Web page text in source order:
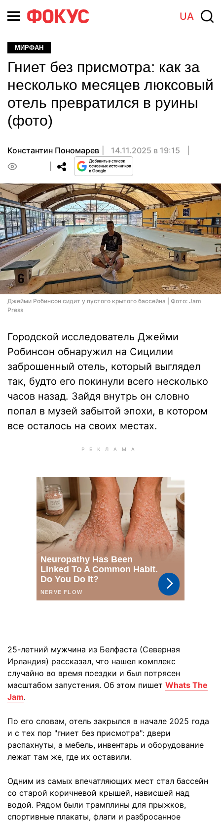
UA
МИРФАН
Гниет без присмотра: как за
несколько месяцев люксовый
отель превратился в руины
(фото)
Константин Пономарев
14.11.2025 в 19:15
Джейми Робинсон сидит у пустого крытого бассейна | Фото: Jam
Press
Городской исследователь Джейми
Робинсон обнаружил на Сицилии
заброшенный отель, который выглядел
так, будто его покинули всего несколько
часов назад. Зайдя внутрь он словно
попал в музей забытой эпохи, в котором
все осталось на своих местах.
25-летний мужчина из Белфаста (Северная
Ирландия) рассказал, что нашел комплекс
случайно во время поездки и был потрясен
масштабом запустения. Об этом пишет Whats The
Jam.
По его словам, отель закрылся в начале 2025 года
и с тех пор "гниет без присмотра": двери
распахнуты, а мебель, инвентарь и оборудование
лежат там же, где их оставили.
Одним из самых впечатляющих мест стал бассейн
со старой коричневой крышей, нависшей над
водой. Рядом были трамплины для прыжков,
спортивные плакаты, флаги и разбросанное